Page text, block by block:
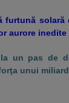
furtună
aurore inedite
un pas de
unui